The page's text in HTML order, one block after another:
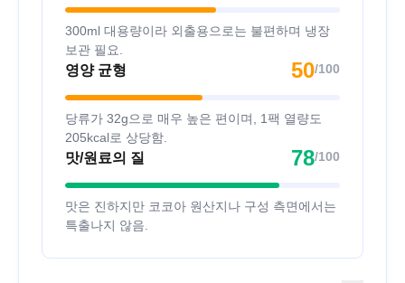
300ml 대용량이라 외출용으로는 불편하며 냉장
보관 필요.
영양 균형 50/100
당류가 32g으로 매우 높은 편이며, 1팩 열량도
205kcal로 상당함.
맛/원료의 질 78/100
맛은 진하지만 코코아 원산지나 구성 측면에서는
특출나지 않음.